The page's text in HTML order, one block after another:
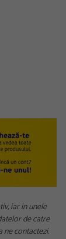
iar in unele
de catre
ne contactezi.